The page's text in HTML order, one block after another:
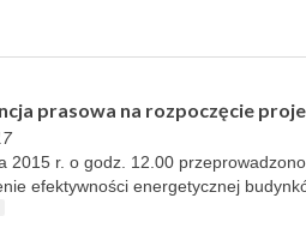
prasowa na rozpoczęcie
2015 r. o godz. 12.00
efektywności energetycznej